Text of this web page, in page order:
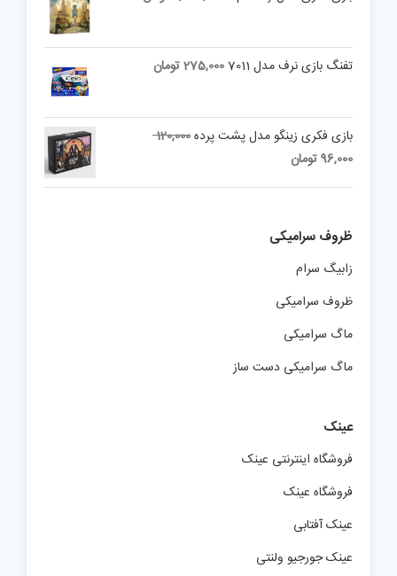
تفنگ بازی نرف مدل 7011 275,000تومان
بازی فکری زینگو مدل پشت پرده120,000
Original
96,000تومان
ظروف سرامیکی
زابیگ سرام
ظروف سرامیکی
ماگ سرامیکی
ماگ سرامیکی دست ساز
عینک
فروشگاه اینترنتی عینک
فروشگاه عینک
عینک آفتابی
عینک جورجیو ولنتی